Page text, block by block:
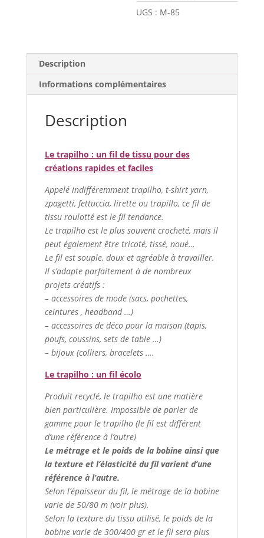
UGS : M-85
Description
Informations complémentaires
Description
Le trapilho : un fil de tissu pour des
créations rapides et faciles
Appelé indifféremment trapilho, t-shirt yarn,
zpagetti, fettuccia, lirette ou trapillo, ce fil de
tissu roulotté est le fil tendance.
Le trapilho est le plus souvent crocheté, mais il
peut également être tricoté, tissé, noué…
Le fil est souple, doux et agréable à travailler.
Il s’adapte parfaitement à de nombreux
projets créatifs :
– accessoires de mode (sacs, pochettes,
ceintures , headband …)
– accessoires de déco pour la maison (tapis,
poufs, coussins, sets de table …)
– bijoux (colliers, bracelets ….
Le trapilho : un fil écolo
Produit recyclé, le trapilho est une matière
bien particulière. Impossible de parler de
gamme pour le trapilho (le fil est différent
d’une référence à l’autre)
Le métrage et le poids de la bobine ainsi que
la texture et l’élasticité du fil varient d’une
référence à l’autre.
Selon l’épaisseur du fil, le métrage de la bobine
varie de 50/80 m (voir plus).
Selon la texture du tissu utilisé, le poids de la
bobine varie de 300/400 gr et le fil sera plus